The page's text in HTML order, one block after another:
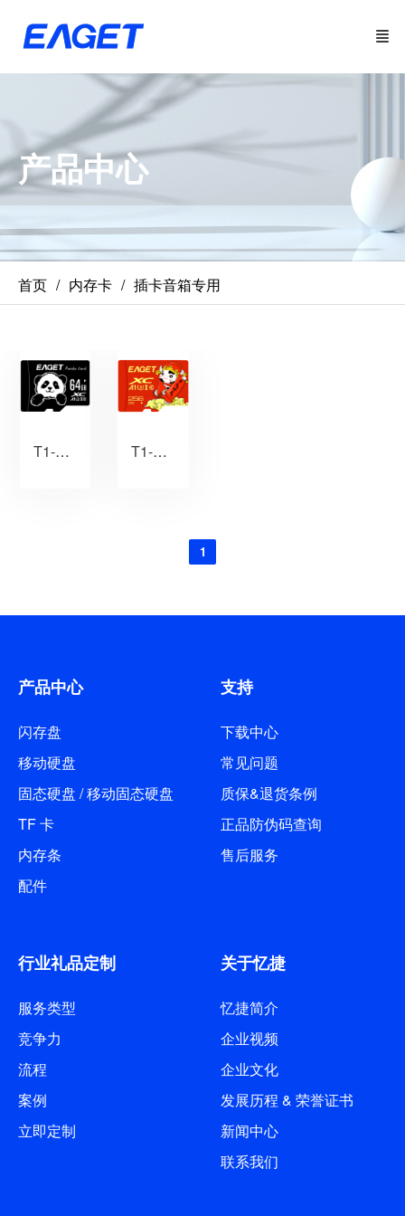
产品中心
首页 内存卡 插卡音箱专用
T1-熊猫卡 T1-红牛卡
1
产品中心
闪存盘
移动硬盘
固态硬盘 / 移动固态硬盘
TF 卡
内存条
配件
支持
下载中心
常见问题
质保&退货条例
正品防伪码查询
售后服务
行业礼品定制
服务类型
竞争力
流程
案例
立即定制
关于忆捷
忆捷简介
企业视频
企业文化
发展历程 & 荣誉证书
新闻中心
联系我们